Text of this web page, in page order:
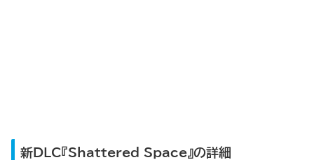
新DLC『Shattered Space』の詳細